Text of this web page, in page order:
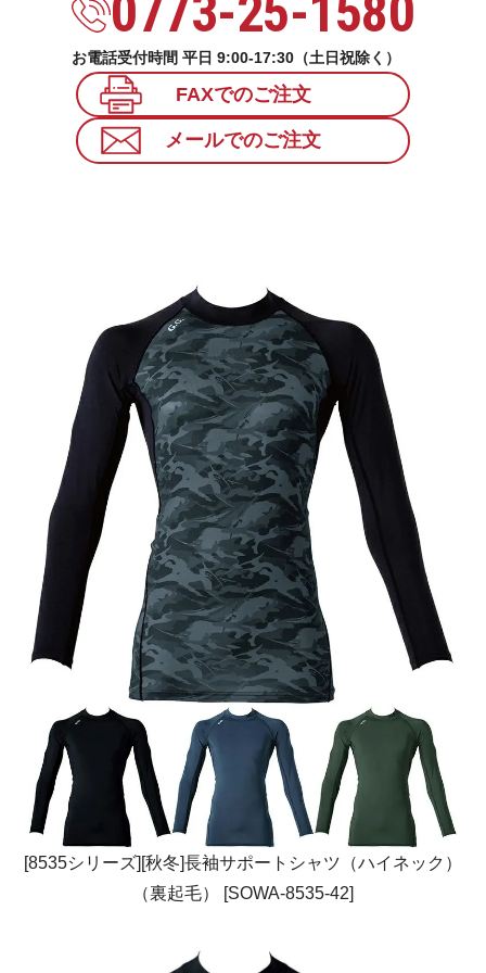
お電話受付時間 平日 9:00-17:30（土日祝除く）
FAXでのご注文
メールでのご注文
[8535シリーズ][秋冬]長袖サポートシャツ（ハイネック）
（裏起毛） [SOWA-8535-42]